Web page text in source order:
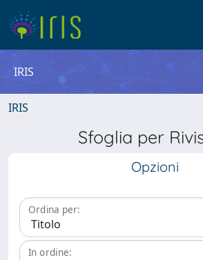
IRIS
IRIS
Sfoglia per
Opzioni
Ordina per:
In ordine: